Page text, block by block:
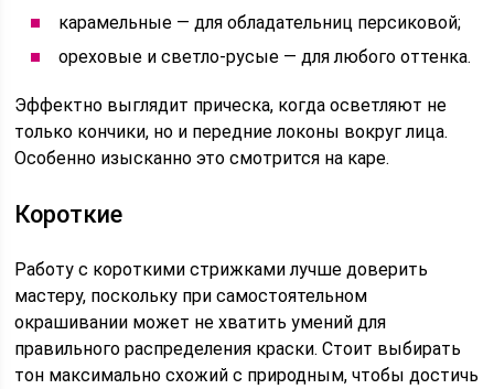
карамельные — для обладательниц персиковой;
ореховые и светло-русые — для любого оттенка.
Эффектно выглядит прическа, когда осветляют не
только кончики, но и передние локоны вокруг лица.
Особенно изысканно это смотрится на каре.
Короткие
Работу с короткими стрижками лучше доверить
мастеру, поскольку при самостоятельном
окрашивании может не хватить умений для
правильного распределения краски. Стоит выбирать
тон максимально схожий с природным, чтобы достичь